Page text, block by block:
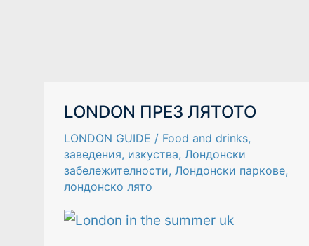
LONDON ПРЕЗ ЛЯТОТО
LONDON GUIDE / Food and drinks,
заведения, изкуства, Лондонски
забележителности, Лондонски паркове,
лондонско лято
LONDON
ПРЕЗ